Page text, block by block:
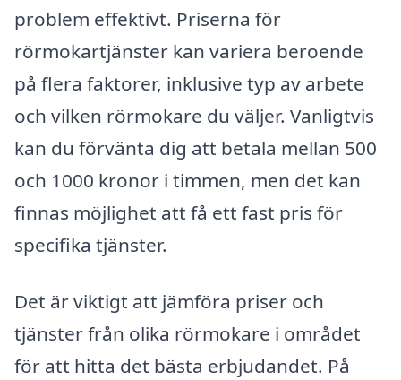
problem effektivt. Priserna för
rörmokartjänster kan variera beroende
på flera faktorer, inklusive typ av arbete
och vilken rörmokare du väljer. Vanligtvis
kan du förvänta dig att betala mellan 500
och 1000 kronor i timmen, men det kan
finnas möjlighet att få ett fast pris för
specifika tjänster.
Det är viktigt att jämföra priser och
tjänster från olika rörmokare i området
för att hitta det bästa erbjudandet. På